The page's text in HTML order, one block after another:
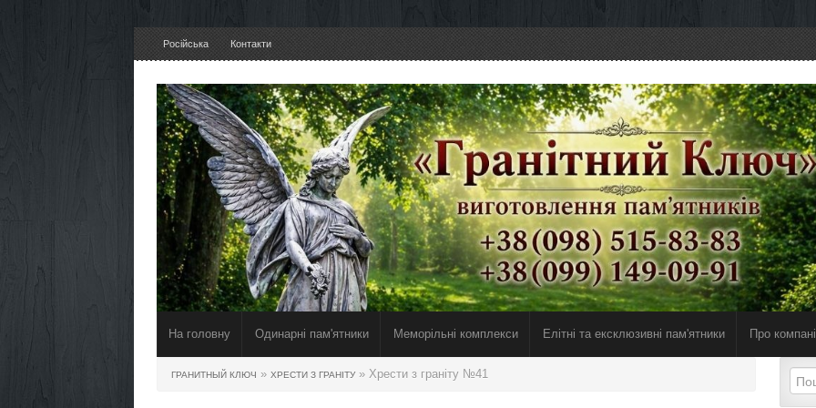
Російська Контакти
На головну Одинарні пам'ятники Меморільні комплекси Елiтнi та ексклюзивнi пам'ятники Про
ГРАНИТНЫЙ КЛЮЧ » ХРЕСТИ З ГРАНІТУ» Хрести з граніту №41